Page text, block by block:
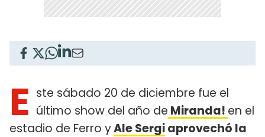
E ste sábado 20 de diciembre fue el
último show del año de Miranda! en el
estadio de Ferro yAle Sergiaprovechó la